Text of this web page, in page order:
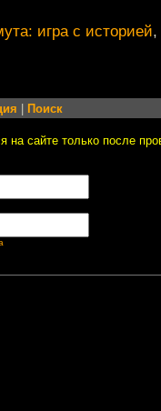
игра с историей,
Поиск
на сайте только после